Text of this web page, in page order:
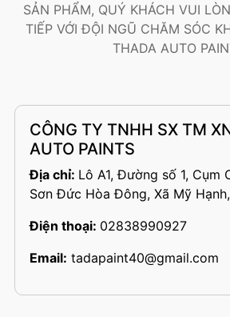
SẢN PHẨM, QUÝ KHÁCH VUI
TIẾP VỚI ĐỘI NGŨ CHĂM SÓC
THADA AUTO
CÔNG TY TNHH SX TM
AUTO PAINTS
Địa chỉ: Lô A1, Đường số 1, Cụm
Sơn Đức Hòa Đông, Xã Mỹ
Điện thoại: 02838990927
Email: tadapaint40@gmail.com